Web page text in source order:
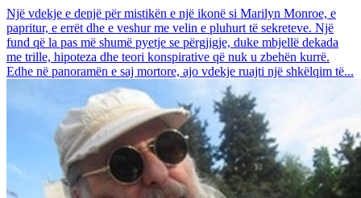
Një vdekje e denjë për mistikën e një ikonë si Marilyn Monroe, e
papritur, e errët dhe e veshur me velin e pluhurt të sekreteve. Një
fund që la pas më shumë pyetje se përgjigje, duke mbjellë dekada
me trille, hipoteza dhe teori konspirative që nuk u zbehën kurrë.
Edhe në panoramën e saj mortore, ajo vdekje ruajti një shkëlqim të...